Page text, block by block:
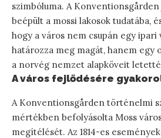
szimbóluma. A
beépült a mossi lakosok tudatába,
hogy a város nem csupán egy
határozza meg magát, hanem egy
a norvég nemzet alapköveit
A város fejlődésére
A Konventionsgården történelmi
mértékben befolyásolta Moss
megítélését. Az 1814-es